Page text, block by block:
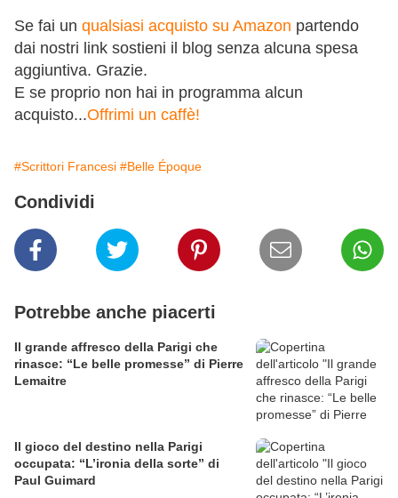
Se fai un qualsiasi acquisto su Amazon partendo
dai nostri link sostieni il blog senza alcuna spesa
aggiuntiva. Grazie.
E se proprio non hai in programma alcun
acquisto...Offrimi un caffè!
#Scrittori Francesi #Belle Époque
Condividi
Potrebbe anche piacerti
Il grande affresco della Parigi che
rinasce: “Le belle promesse” di Pierre
Lemaitre
Il gioco del destino nella Parigi
occupata: “L’ironia della sorte” di
Paul Guimard